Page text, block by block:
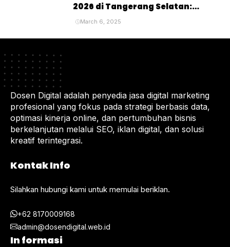
2026 di Tangerang Selatan:
Panduan Lengkap untuk Pembeli
March 6, 2025
Dosen Digital adalah penyedia jasa digital marketing
profesional yang fokus pada strategi berbasis data,
optimasi kinerja online, dan pertumbuhan bisnis
berkelanjutan melalui SEO, iklan digital, dan solusi
kreatif terintegrasi.
Kontak Info
Silahkan hubungi kami untuk memulai beriklan.
+62 8170009168
admin@dosendigital.web.id
In formasi